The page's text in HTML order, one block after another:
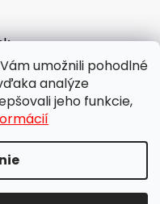
umožnili pohodlné
analýze
jeho funkcie,